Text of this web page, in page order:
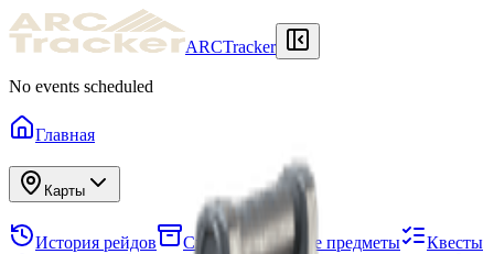
ARCTracker
No events scheduled
Главная
Карты
История рейдов Схрон Нужные предметы
Квесты